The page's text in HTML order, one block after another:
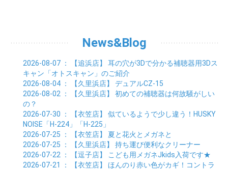
01月 (24)
02月 (20)
01月 (23)
05月 (24)
03月 (25)
02月 (30)
01月 (33)
06月 (15)
04月 (9)
03月 (7)
02月 (7)
01月 (9)
News&Blog
2026-08-07 ： 【追浜店】 耳の穴が3Dで分かる補聴器用3Dス
キャン「オトスキャン」のご紹介
2026-08-04 ： 【久里浜店】 デュアルCZ-15
2026-08-02 ： 【久里浜店】 初めての補聴器は何故騒がしい
の？
2026-07-30 ： 【衣笠店】 似ているようで少し違う！HUSKY
NOISE「H-224」「H-225」
2026-07-25 ： 【衣笠店】 夏と花火とメガネと
2026-07-25 ： 【久里浜店】 持ち運び便利なクリーナー
2026-07-22 ： 【逗子店】 こども用メガネJkids入荷です★
2026-07-21
： 【衣笠店】 ほんのり赤い色がカギ！コントラ